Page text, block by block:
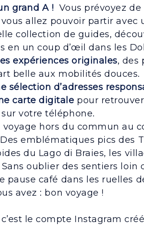
grand A ! Vous prévoyez
allez pouvoir partir
collection de guides,
en un coup d’œil dans les
expériences originales, des
belle aux mobilités douces.
sélection d’adresses
carte digitale pour
votre téléphone.
voyage hors du commun au
emblématiques pics des
du Lago di Braies, les
Sans oublier des sentiers
pause café dans les ruelles
avez : bon voyage !
c’est le compte Instagram